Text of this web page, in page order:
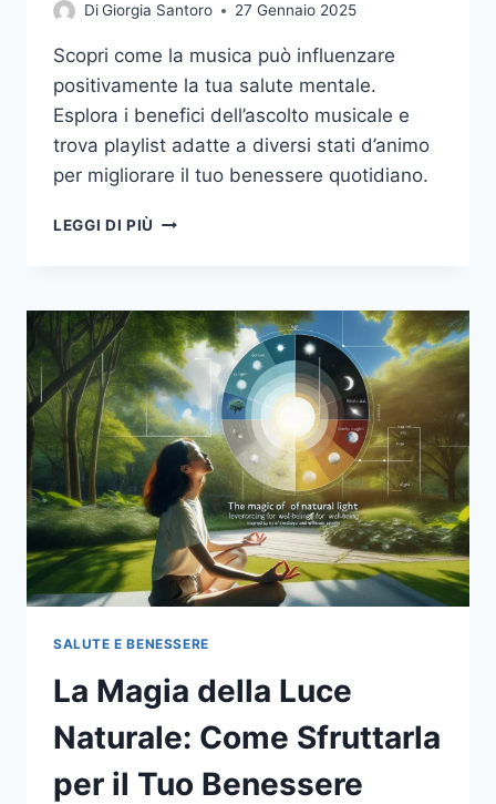
DiGiorgia Santoro 27 Gennaio 2025
Scopri come la musica può influenzare
positivamente la tua salute mentale.
Esplora i benefici dell’ascolto musicale e
trova playlist adatte a diversi stati d’animo
per migliorare il tuo benessere quotidiano.
LEGGI DI PIÙ LA
COME
LE
NOTE
POSSONO
MIGLIORARE
LA
TUA
SALUTE
MENTALE
SALUTE E BENESSERE
La Magia della Luce
Naturale: Come Sfruttarla
per il Tuo Benessere